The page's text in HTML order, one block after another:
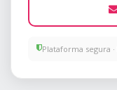
Plataforma segura